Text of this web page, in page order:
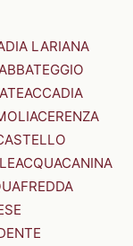
LARIANA
ACCADIA
ACERENZA
ACQUACANINA